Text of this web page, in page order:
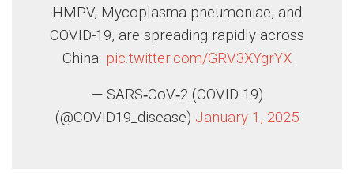
HMPV, Mycoplasma pneumoniae, and
COVID-19, are spreading rapidly across
China. pic.twitter.com/GRV3XYgrYX
— SARS‑CoV‑2 (COVID-19)
(@COVID19_disease) January 1, 2025